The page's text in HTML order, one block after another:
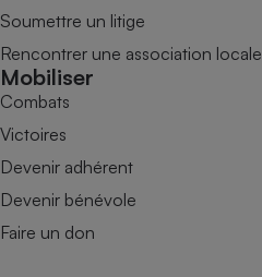
Soumettre un litige
Rencontrer une association locale
Mobiliser
Combats
Victoires
Devenir adhérent
Devenir bénévole
Faire un don